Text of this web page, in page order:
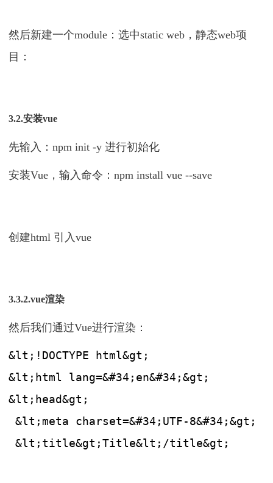
然后新建一个module：选中static web，静态web项
目：
3.2.安装vue
先输入：npm init -y 进行初始化
安装Vue，输入命令：npm install vue --save
创建html 引入vue
3.3.2.vue渲染
然后我们通过Vue进行渲染：
&lt;!DOCTYPE html&gt;
&lt;html lang=&#34;en&#34;&gt;
&lt;head&gt;
&lt;meta charset=&#34;UTF-8&#34;&gt;
&lt;title&gt;Title&lt;/title&gt;